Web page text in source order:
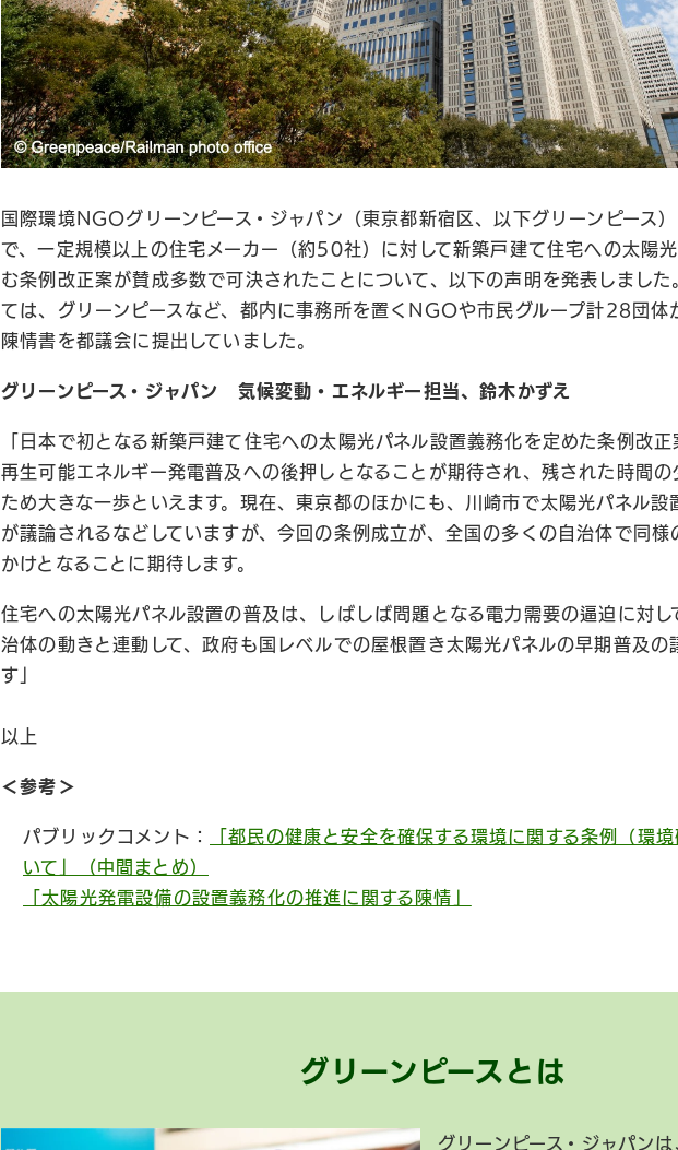
国際環境NGOグリーンピース・ジャパン（東京都新宿区、以下グリーンピース
で、一定規模以上の住宅メーカー（約50社）に対して新築戸建て住宅への太陽
む条例改正案が賛成多数で可決されたことについて、以下の声明を発表しまし
ては、グリーンピースなど、都内に事務所を置くNGOや市民グループ計28団体
陳情書を都議会に提出していました。
グリーンピース・ジャパン 気候変動・エネルギー担当、鈴木かずえ
「日本で初となる新築戸建て住宅への太陽光パネル設置義務化を定めた条例改
再生可能エネルギー発電普及への後押しとなることが期待され、残された時間
ため大きな一歩といえます。現在、東京都のほかにも、川崎市で太陽光パネル
が議論されるなどしていますが、今回の条例成立が、全国の多くの自治体で同様
かけとなることに期待します。
住宅への太陽光パネル設置の普及は、しばしば問題となる電力需要の逼迫に対し
治体の動きと連動して、政府も国レベルでの屋根置き太陽光パネルの早期普及の
す」
以上
＜参考＞
パブリックコメント：
「都民の健康と安全を確保する環境に関する条例（環
いて」（中間まとめ）
「太陽光発電設備の設置義務化の推進に関する陳情」
グリーンピースとは
グリーンピース・ジャパン